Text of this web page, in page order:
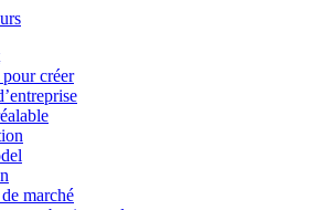
créer
marché